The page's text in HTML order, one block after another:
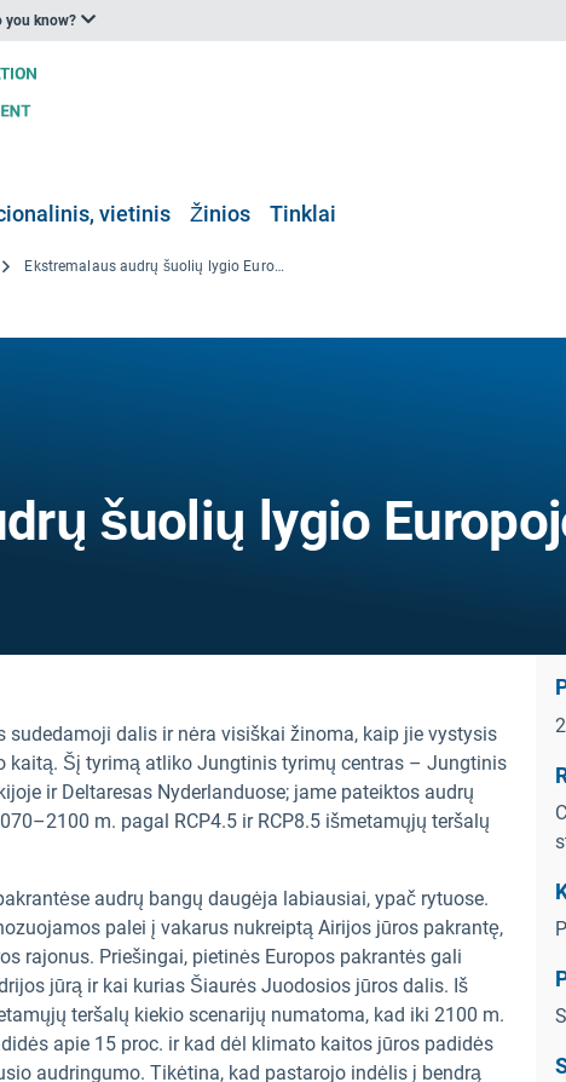
you know?
vietinis Žinios Tinklai
Ekstremalaus audrų šuolių lygio Europoje prognozės
šuolių lygio
dalis ir nėra visiškai žinoma, kaip jie vystysis
kaitą. Šį tyrimą atliko Jungtinis tyrimų centras – Jungtinis
ir Deltaresas Nyderlanduose; jame pateiktos audrų
m. pagal RCP4.5 ir RCP8.5 išmetamųjų teršalų
audrų bangų daugėja labiausiai, ypač rytuose.
palei į vakarus nukreiptą Airijos jūros pakrantę,
rajonus. Priešingai, pietinės Europos pakrantės gali
jūrą ir kai kurias Šiaurės Juodosios jūros dalis. Iš
teršalų kiekio scenarijų numatoma, kad iki 2100 m.
apie 15 proc. ir kad dėl klimato kaitos jūros padidės
audringumo. Tikėtina, kad pastarojo indėlis į bendrą